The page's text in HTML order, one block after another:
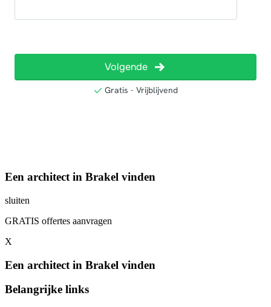
Een architect in Brakel vinden
sluiten
GRATIS offertes aanvragen
X
Een architect in Brakel vinden
Belangrijke links